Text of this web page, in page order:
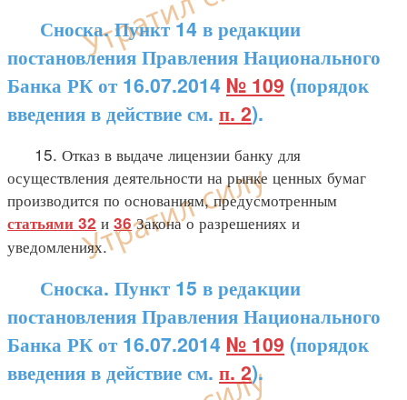
Сноска. Пункт 14 в редакции
постановления Правления Национального
Банка РК от 16.07.2014 № 109 (порядок
введения в действие см. п. 2).
15. Отказ в выдаче лицензии банку для
осуществления деятельности на рынке ценных бумаг
производится по основаниям, предусмотренным
статьями 32 и 36Закона о разрешениях и
уведомлениях.
Сноска. Пункт 15 в редакции
постановления Правления Национального
Банка РК от 16.07.2014 № 109 (порядок
введения в действие см. п. 2).